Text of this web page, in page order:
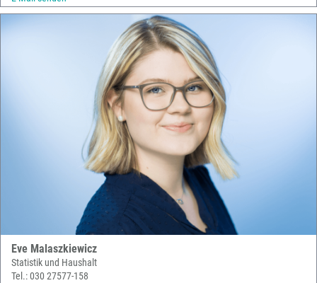
Eve Malaszkiewicz
Statistik und Haushalt
Tel.: 030 27577-158